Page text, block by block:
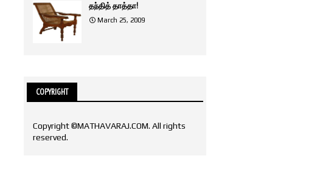
தந்தித் தாத்தா!
March 25, 2009
COPYRIGHT
Copyright ©MATHAVARAJ.COM. All rights
reserved.